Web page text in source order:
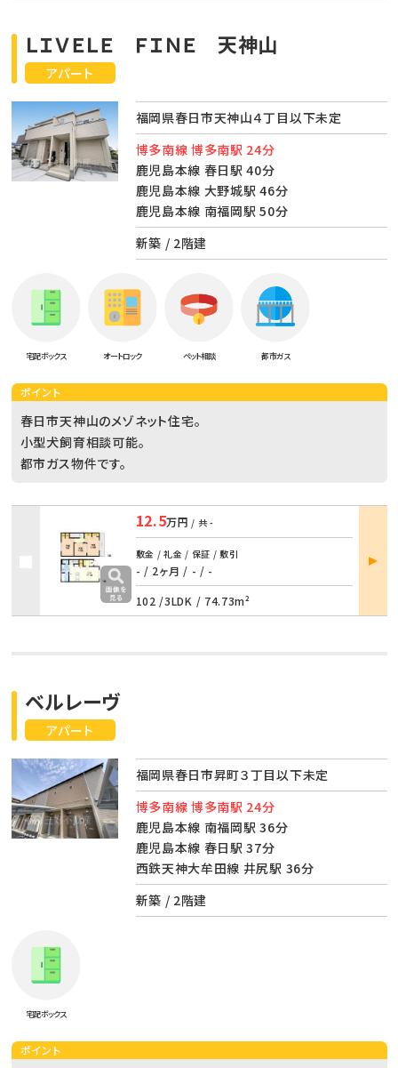
アパート
ＬＩＶＥＬＥ ＦＩＮＥ 天神山
福岡県春日市天神山４丁目以下未定
博多南線 博多南駅 24分
鹿児島本線 春日駅 40分
鹿児島本線 大野城駅 46分
鹿児島本線 南福岡駅 50分
新築 / 2階建
宅配ボックス オートロック ペット相談 都市ガス
ポイント
春日市天神山のメゾネット住宅。
小型犬飼育相談可能。
都市ガス物件です。
12.5万円 / 共-
敷金 / 礼金 / 保証 / 敷引
- / 2ヶ月 / - / -
102 /3LDK / 74.73m²
部屋
詳細
アパート
ベルレーヴ
福岡県春日市昇町３丁目以下未定
博多南線 博多南駅 24分
鹿児島本線 南福岡駅 36分
鹿児島本線 春日駅 37分
西鉄天神大牟田線 井尻駅 36分
新築 / 2階建
宅配ボックス
ポイント